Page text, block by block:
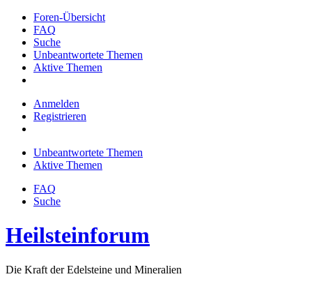
Foren-Übersicht
FAQ
Suche
Unbeantwortete Themen
Aktive Themen
Anmelden
Registrieren
Unbeantwortete Themen
Aktive Themen
FAQ
Suche
Heilsteinforum
Die Kraft der Edelsteine und Mineralien